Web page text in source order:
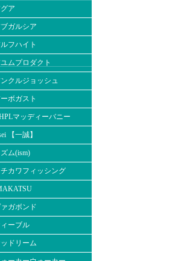
グア
ブガルシア
ルフハイト
ユムプロダクト
ンクルジョッシュ
ーボガスト
マッディーバニー
【一誠】
ズム(ism)
チカワフィッシング
ァガボンド
ィーブル
ッドリーム